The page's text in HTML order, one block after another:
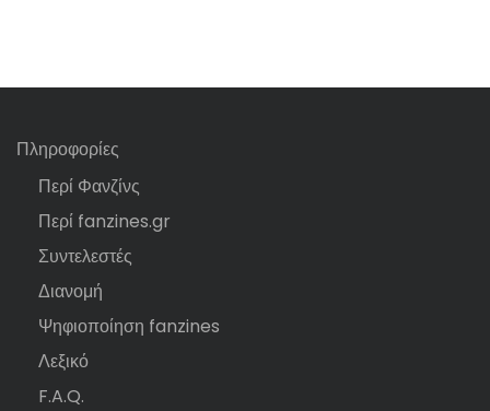
Πληροφορίες
Περί Φανζίνς
Περί fanzines.gr
Συντελεστές
Διανομή
Ψηφιοποίηση fanzines
Λεξικό
F.A.Q.